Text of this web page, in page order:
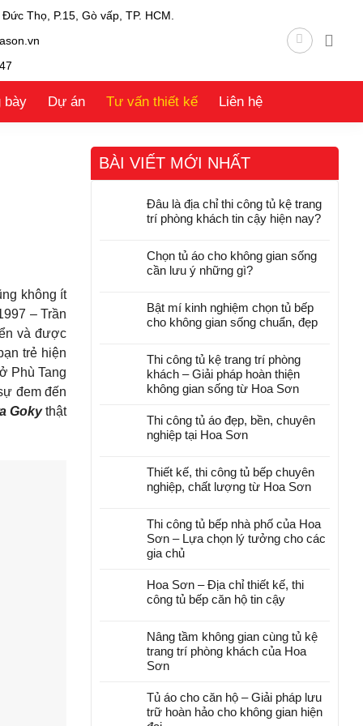
Thọ, P.15, Gò vấp, TP. HCM.
bày Dự án Tư vấn thiết kế Liên hệ
không ít
– Trần
và được
trẻ hiện
Phù Tang
đem đến
Gokythật
BÀI VIẾT MỚI NHẤT
Đâu là địa chỉ thi công tủ kệ trang
trí phòng khách tin cậy hiện nay?
Chọn tủ áo cho không gian sống
cần lưu ý những gì?
Bật mí kinh nghiệm chọn tủ bếp
cho không gian sống chuẩn, đẹp
Thi công tủ kệ trang trí phòng
khách – Giải pháp hoàn thiện
không gian sống từ Hoa Sơn
Thi công tủ áo đẹp, bền, chuyên
nghiệp tại Hoa Sơn
Thiết kế, thi công tủ bếp chuyên
nghiệp, chất lượng từ Hoa Sơn
Thi công tủ bếp nhà phố của Hoa
Sơn – Lựa chọn lý tưởng cho các
gia chủ
Hoa Sơn – Địa chỉ thiết kế, thi
công tủ bếp căn hộ tin cậy
Nâng tầm không gian cùng tủ kệ
trang trí phòng khách của Hoa
Sơn
Tủ áo cho căn hộ – Giải pháp lưu
trữ hoàn hảo cho không gian hiện